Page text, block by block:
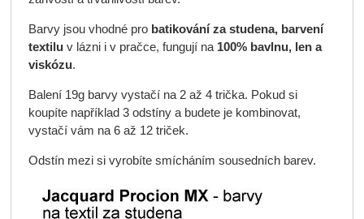
Barvy jsou vhodné pro batikování za studena, barvení
textiluv lázni i v pračce, fungují na 100% bavlnu, len a
viskózu.
Balení 19g barvy vystačí na 2 až 4 trička. Pokud si
koupíte například 3 odstíny a budete je kombinovat,
vystačí vám na 6 až 12 triček.
Odstín mezi si vyrobíte smícháním sousedních barev.